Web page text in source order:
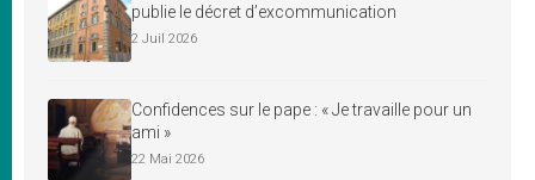
publie le décret d’excommunication
2 Juil 2026
Confidences sur le pape : « Je travaille pour un
ami »
22 Mai 2026